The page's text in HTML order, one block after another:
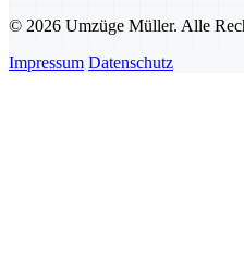
© 2026 Umzüge Müller. Alle
Impressum Datenschutz